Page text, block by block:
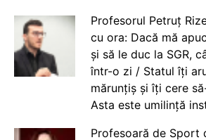
Profesorul Petruț
cu ora: Dacă mă
și să le duc la SGR,
într-o zi / Statul îți
mărunțiș și îți cere
Asta este umilință
Profesoară de Sport